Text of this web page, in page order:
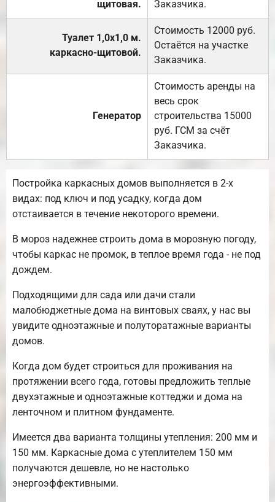
щитовая. Заказчика.
Туалет 1,0х1,0 м.
каркасно-щитовой.
Стоимость 12000 руб.
Остаётся на участке
Заказчика.
Генератор
Стоимость аренды на
весь срок
строительства 15000
руб. ГСМ за счёт
Заказчика.
Постройка каркасных домов выполняется в 2-х
видах: под ключ и под усадку, когда дом
отстаивается в течение некоторого времени.
В мороз надежнее строить дома в морозную погоду,
чтобы каркас не промок, в теплое время года - не под
дождем.
Подходящими для сада или дачи стали
малобюджетные дома на винтовых сваях, у нас вы
увидите одноэтажные и полуторатажные варианты
домов.
Когда дом будет строиться для проживания на
протяжении всего года, готовы предложить теплые
двухэтажные и одноэтажные коттеджи и дома на
ленточном и плитном фундаменте.
Имеется два варианта толщины утепления: 200 мм и
150 мм. Каркасные дома с утеплителем 150 мм
получаются дешевле, но не настолько
энергоэффективными.